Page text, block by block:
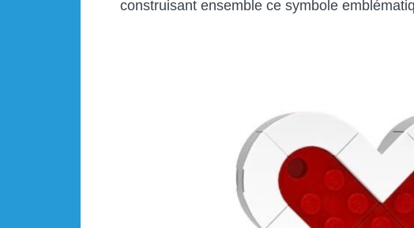
construisant ensemble ce symbole